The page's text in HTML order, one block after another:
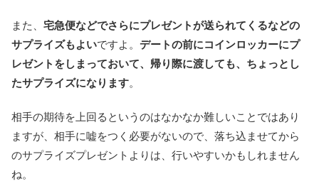
また、 宅急便などでさらにプレゼントが送られてくるなどの
サプライズもよいですよ。 デートの前にコインロッカーにプ
レゼントをしまっておいて、帰り際に渡しても、ちょっとし
たサプライズになります。
相手の期待を上回るというのはなかなか難しいことではあり
ますが、相手に嘘をつく必要がないので、落ち込ませてから
のサプライズプレゼントよりは、行いやすいかもしれません
ね。